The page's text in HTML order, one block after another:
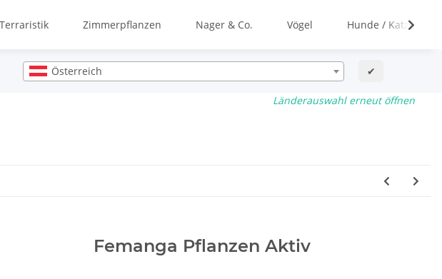
Terraristik Zimmerpflanzen Nager & Co. Vögel Hunde / Katzen
Österreich ✔
Länderauswahl erneut öffnen
Femanga Pflanzen Aktiv